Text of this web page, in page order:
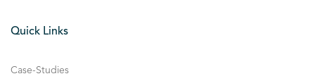
Quick Links
Case-Studies